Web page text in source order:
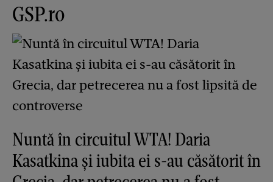
GSP.ro
Nuntă în circuitul WTA! Daria
Kasatkina și iubita ei s-au căsătorit în